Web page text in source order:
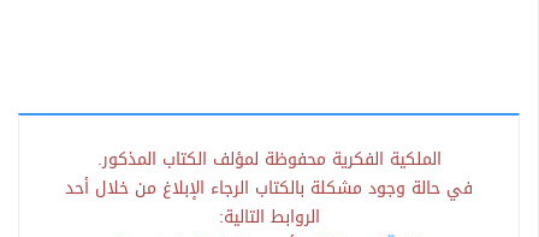
الملكية الفكرية محفوظة لمؤلف الكتاب المذكور.
في حالة وجود مشكلة بالكتاب الرجاء الإبلاغ من خلال أحد
الروابط التالية: